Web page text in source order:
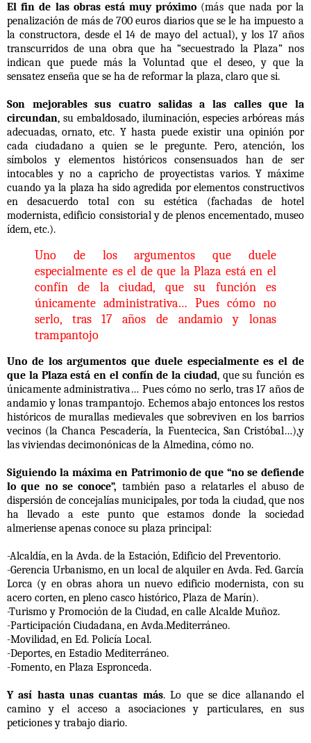
El fin de las obras está muy próximo (más que nada por la
penalización de más de 700 euros diarios que se le ha impuesto a
la constructora, desde el 14 de mayo del actual), y los 17 años
transcurridos de una obra que ha “secuestrado la Plaza” nos
indican que puede más la Voluntad que el deseo, y que la
sensatez enseña que se ha de reformar la plaza, claro que si.
Son mejorables sus cuatro salidas a las calles que la
circundan, su embaldosado, iluminación, especies arbóreas más
adecuadas, ornato, etc. Y hasta puede existir una opinión por
cada ciudadano a quien se le pregunte. Pero, atención, los
símbolos y elementos históricos consensuados han de ser
intocables y no a capricho de proyectistas varios. Y máxime
cuando ya la plaza ha sido agredida por elementos constructivos
en desacuerdo total con su estética (fachadas de hotel
modernista, edificio consistorial y de plenos encementado, museo
ídem, etc.).
Uno de los argumentos que duele
especialmente es el de que la Plaza está en el
confín de la ciudad, que su función es
únicamente administrativa… Pues cómo no
serlo, tras 17 años de andamio y lonas
trampantojo
Uno de los argumentos que duele especialmente es el de
que la Plaza está en el confín de la ciudad, que su función es
únicamente administrativa… Pues cómo no serlo, tras 17 años de
andamio y lonas trampantojo. Echemos abajo entonces los restos
históricos de murallas medievales que sobreviven en los barrios
vecinos (la Chanca Pescadería, la Fuentecica, San Cristóbal…),y
las viviendas decimonónicas de la Almedina, cómo no.
Siguiendo la máxima en Patrimonio de que “no se defiende
lo que no se conoce”, también paso a relatarles el abuso de
dispersión de concejalías municipales, por toda la ciudad, que nos
ha llevado a este punto que estamos donde la sociedad
almeriense apenas conoce su plaza principal:
-Alcaldía, en la Avda. de la Estación, Edificio del Preventorio.
-Gerencia Urbanismo, en un local de alquiler en Avda. Fed. García
Lorca (y en obras ahora un nuevo edificio modernista, con su
acero corten, en pleno casco histórico, Plaza de Marín).
-Turismo y Promoción de la Ciudad, en calle Alcalde Muñoz.
-Participación Ciudadana, en Avda.Mediterráneo.
-Movilidad, en Ed. Policía Local.
-Deportes, en Estadio Mediterráneo.
-Fomento, en Plaza Espronceda.
Y así hasta unas cuantas más. Lo que se dice allanando el
camino y el acceso a asociaciones y particulares, en sus
peticiones y trabajo diario.